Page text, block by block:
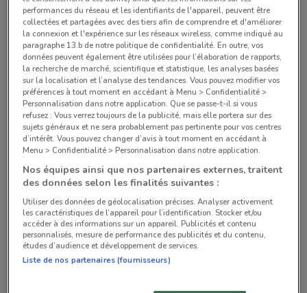
32 Rue des Petits Champs Paris
865 m
FERMÉ
32 rue du temple Paris
956 m
FERMÉ
1 Rue de Rivoli Paris
1.4 km
FERMÉ
1.5 km
Tous les magasins Optic 2000
Chaînes de Santé et Opticiens à Paris
performances du réseau et les identifiants de l'appareil, peuvent être
collectées et partagées avec des tiers afin de comprendre et d'améliorer
la connexion et l'expérience sur les réseaux wireless, comme indiqué au
paragraphe 13.b de notre politique de confidentialité. En outre, vos
données peuvent également être utilisées pour l’élaboration de rapports,
la recherche de marché, scientifique et statistique, les analyses basées
sur la localisation et l’analyse des tendances. Vous pouvez modifier vos
préférences à tout moment en accédant à Menu > Confidentialité >
Personnalisation dans notre application. Que se passe-t-il si vous
refusez : Vous verrez toujours de la publicité, mais elle portera sur des
sujets généraux et ne sera probablement pas pertinente pour vos centres
d’intérêt. Vous pouvez changer d’avis à tout moment en accédant à
Menu > Confidentialité > Personnalisation dans notre application.
Nos équipes ainsi que nos partenaires externes, traitent
des données selon les finalités suivantes :
Utiliser des données de géolocalisation précises. Analyser activement
les caractéristiques de l’appareil pour l’identification. Stocker et/ou
accéder à des informations sur un appareil. Publicités et contenu
personnalisés, mesure de performance des publicités et du contenu,
études d’audience et développement de services.
Liste de nos partenaires (fournisseurs)